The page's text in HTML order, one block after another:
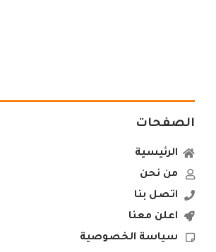
الصفحات
الرئيسية
من نحن
اتصل بنا
اعلن معنا
سياسة الخصوصية